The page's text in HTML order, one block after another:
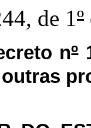
de 1º
nº